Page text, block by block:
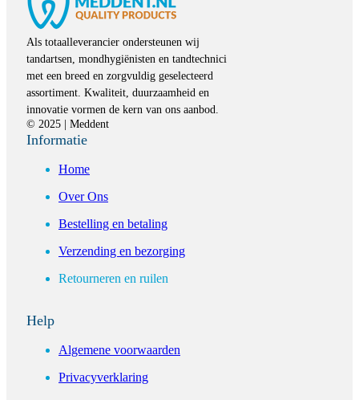
Als totaalleverancier ondersteunen wij
tandartsen, mondhygiënisten en tandtechnici
met een breed en zorgvuldig geselecteerd
assortiment. Kwaliteit, duurzaamheid en
innovatie vormen de kern van ons aanbod.
© 2025 | Meddent
Informatie
Home
Over Ons
Bestelling en betaling
Verzending en bezorging
Retourneren en ruilen
Help
Algemene voorwaarden
Privacyverklaring